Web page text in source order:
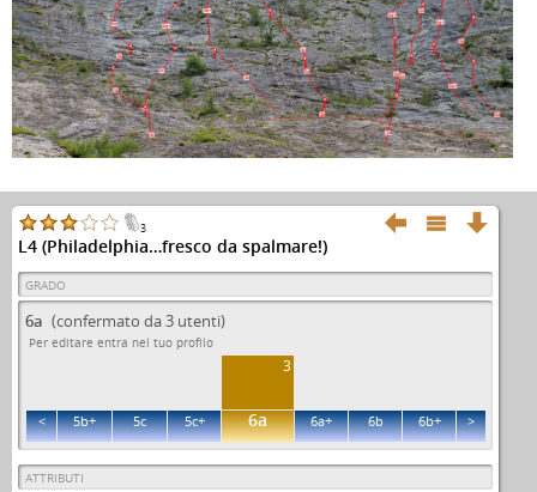
4c
5b
5c
6a
4c
5b+
6a+
6a+
5c
6a+
5a
5b
5c
6a+
3a
5a
5c
3b
5a
4c
  
3
L4 (Philadelphia…fresco da spalmare!)
GRADO
6a (confermato da 3 utenti)
Per editare entra nel tuo profilo
3
< 5b+ 5c 5c+ 6a 6a+ 6b 6b+ >
ATTRIBUTI